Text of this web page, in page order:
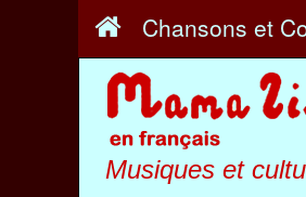
Chansons et
Musiques et